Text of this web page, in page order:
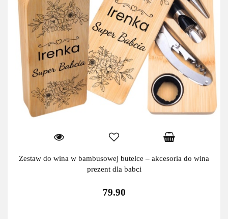
Zestaw do wina w bambusowej butelce – akcesoria do wina
prezent dla babci
79.90